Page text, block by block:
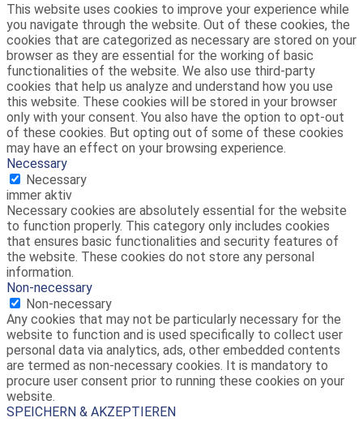
This website uses cookies to improve your experience while
you navigate through the website. Out of these cookies, the
cookies that are categorized as necessary are stored on your
browser as they are essential for the working of basic
functionalities of the website. We also use third-party
cookies that help us analyze and understand how you use
this website. These cookies will be stored in your browser
only with your consent. You also have the option to opt-out
of these cookies. But opting out of some of these cookies
may have an effect on your browsing experience.
Necessary
Necessary
immer aktiv
Necessary cookies are absolutely essential for the website
to function properly. This category only includes cookies
that ensures basic functionalities and security features of
the website. These cookies do not store any personal
information.
Non-necessary
Non-necessary
Any cookies that may not be particularly necessary for the
website to function and is used specifically to collect user
personal data via analytics, ads, other embedded contents
are termed as non-necessary cookies. It is mandatory to
procure user consent prior to running these cookies on your
website.
SPEICHERN & AKZEPTIEREN